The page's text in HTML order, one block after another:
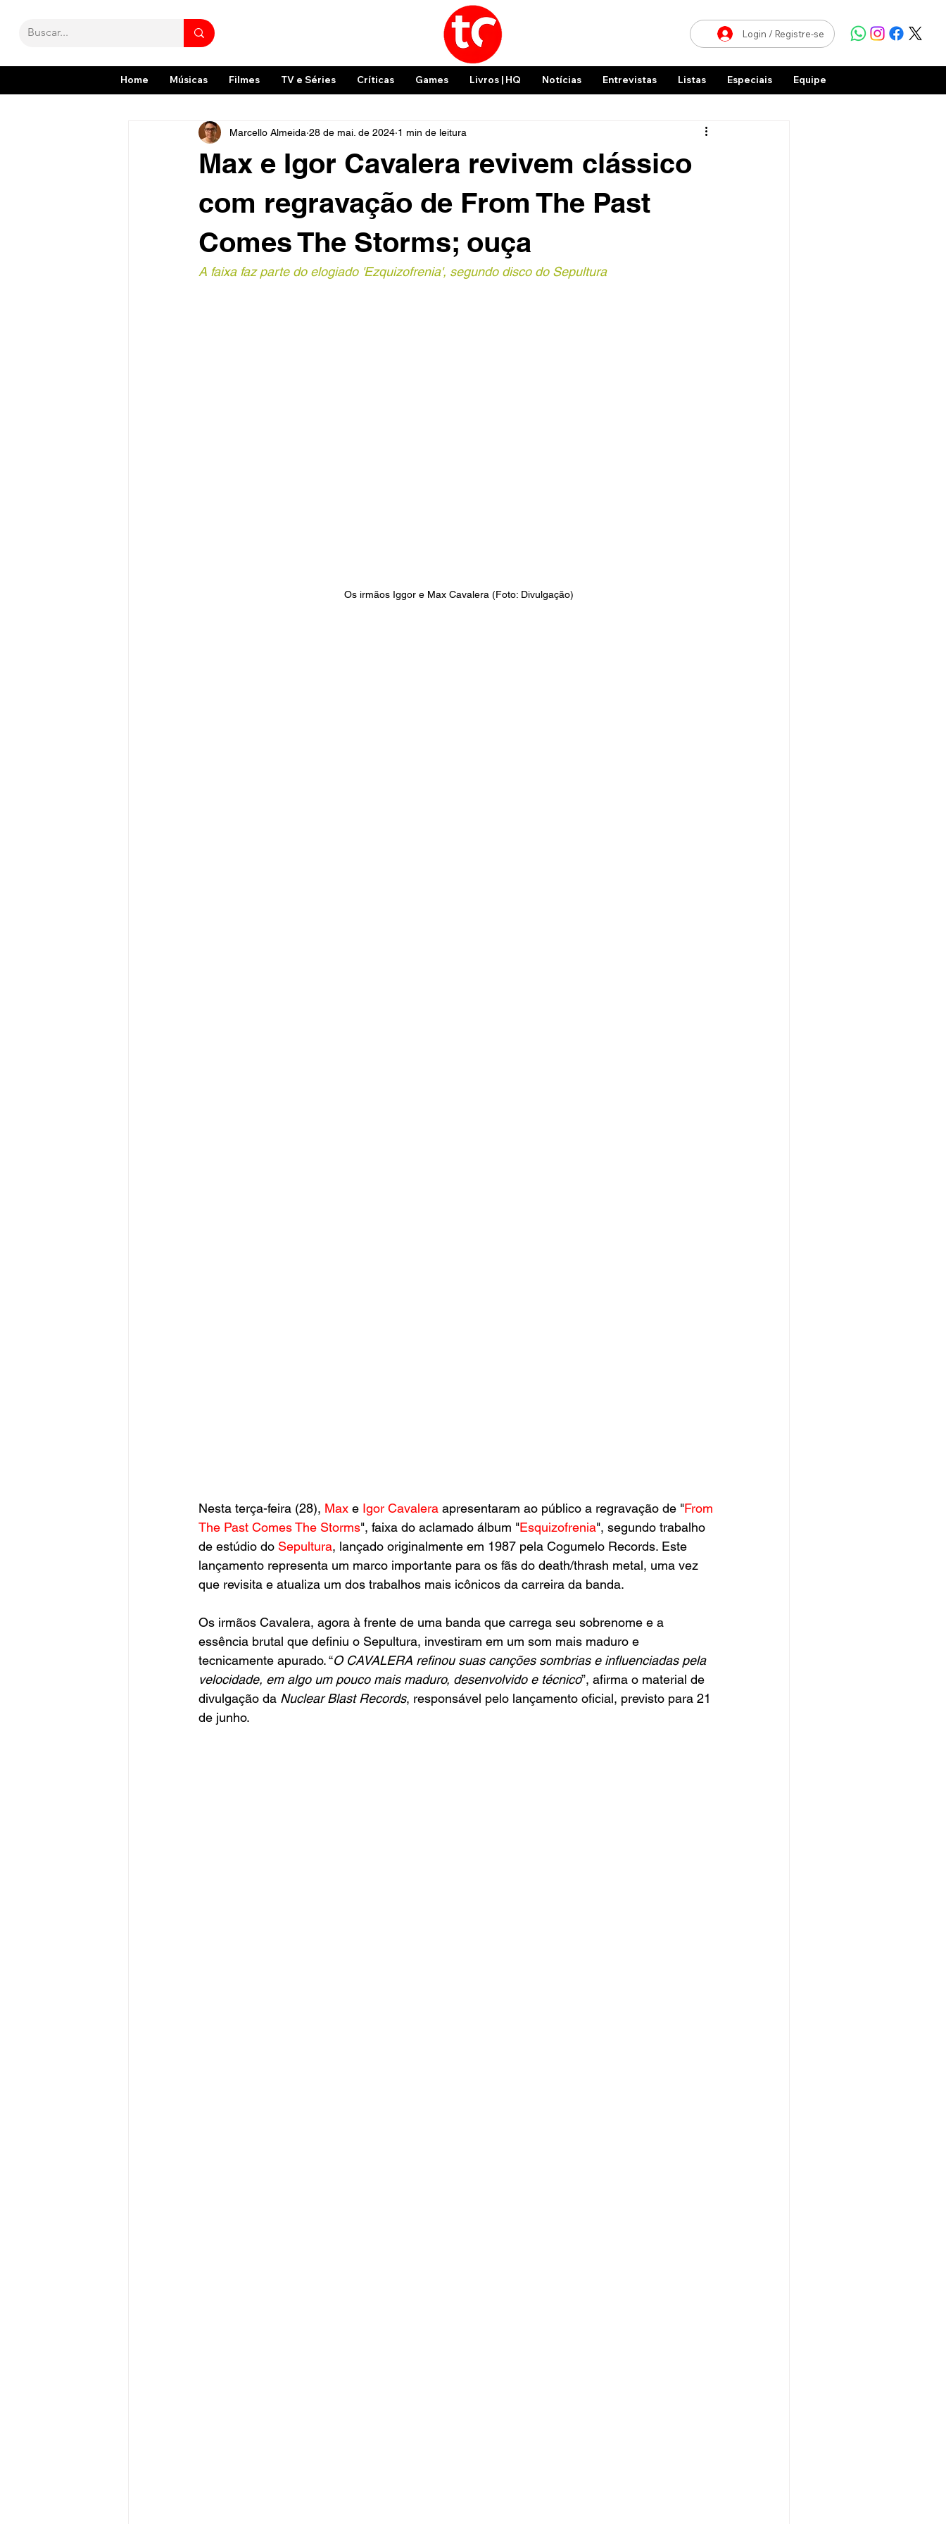
Login / Registre-se
Home Músicas Filmes TV e Séries Críticas Games Livros | HQ Notícias Entrevistas Listas Especiais Equipe
Max e Igor Cavalera revivem clássico
com regravação de From The Past
Comes The Storms; ouça
Marcello Almeida 28 de mai. de 2024 1 min de leitura
A faixa faz parte do elogiado 'Ezquizofrenia', segundo disco do Sepultura
Os irmãos Iggor e Max Cavalera (Foto: Divulgação)
Nesta terça-feira (28), Max e Igor Cavalera apresentaram ao público a regravação de "From
The Past Comes The Storms", faixa do aclamado álbum "Esquizofrenia", segundo trabalho
de estúdio do Sepultura, lançado originalmente em 1987 pela Cogumelo Records. Este
lançamento representa um marco importante para os fãs do death/thrash metal, uma vez
que revisita e atualiza um dos trabalhos mais icônicos da carreira da banda.
Os irmãos Cavalera, agora à frente de uma banda que carrega seu sobrenome e a
essência brutal que definiu o Sepultura, investiram em um som mais maduro e
tecnicamente apurado. “O CAVALERA refinou suas canções sombrias e influenciadas pela
velocidade, em algo um pouco mais maduro, desenvolvido e técnico”, afirma o material de
divulgação da Nuclear Blast Records, responsável pelo lançamento oficial, previsto para 21
de junho.